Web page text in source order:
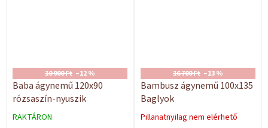
10 900 Ft –12 %
Baba ágynemű 120x90
rózsaszín-nyuszik
RAKTÁRON
16 700 Ft –13 %
Bambusz ágynemű 100x135
Baglyok
Pillanatnyilag nem elérhető